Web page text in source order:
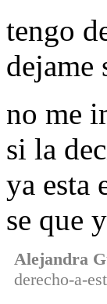
tengo
dejame
no me
si la
ya esta
se que
Alejandra
derecho-a-